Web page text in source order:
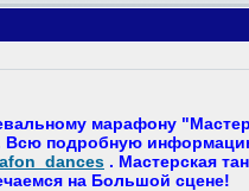
марафону
подробную
. Мастерская
на Большой сцене!